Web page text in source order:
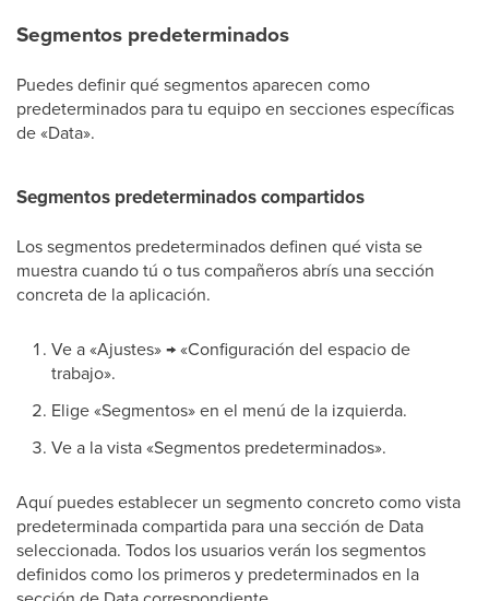
Segmentos predeterminados
Puedes definir qué segmentos aparecen como
predeterminados para tu equipo en secciones específicas
de «Data».
Segmentos predeterminados compartidos
Los segmentos predeterminados definen qué vista se
muestra cuando tú o tus compañeros abrís una sección
concreta de la aplicación.
Ve a «Ajustes» → «Configuración del espacio de
trabajo».
Elige «Segmentos» en el menú de la izquierda.
Ve a la vista «Segmentos predeterminados».
Aquí puedes establecer un segmento concreto como vista
predeterminada compartida para una sección de Data
seleccionada. Todos los usuarios verán los segmentos
definidos como los primeros y predeterminados en la